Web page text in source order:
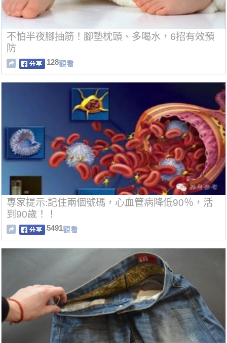
不怕半夜腳抽筋！腳墊枕頭、多喝水，6招有效預
防
128觀看
專家提示:記住兩個號碼，心血管病降低90％，活
到90歲！！
5491觀看